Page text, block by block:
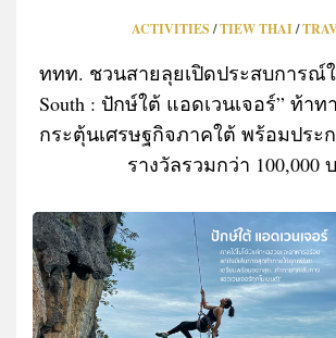
ACTIVITIES/TIEW THAI/
ททท. ชวนสายลุยเปิดประสบการณ์ใ
South : ปักษ์ใต้ แอดเวนเจอร์” ท้า
กระตุ้นเศรษฐกิจภาคใต้ พร้อมประ
รางวัลรวมกว่า 100,000